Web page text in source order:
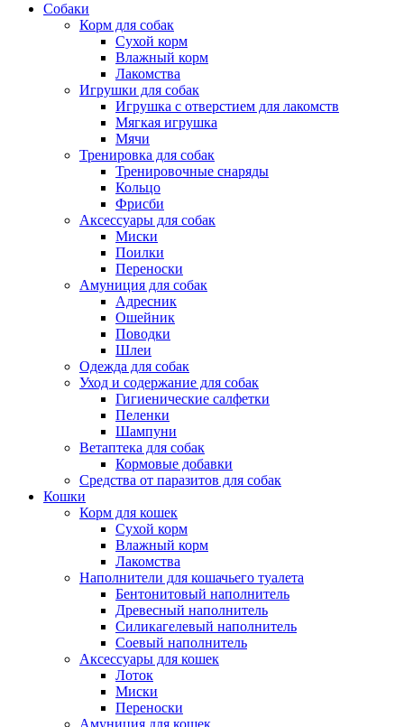
Собаки
Корм для собак
Сухой корм
Влажный корм
Лакомства
Игрушки для собак
Игрушка с отверстием для лакомств
Мягкая игрушка
Мячи
Тренировка для собак
Тренировочные снаряды
Кольцо
Фрисби
Аксессуары для собак
Миски
Поилки
Переноски
Амуниция для собак
Адресник
Ошейник
Поводки
Шлеи
Одежда для собак
Уход и содержание для собак
Гигиенические салфетки
Пеленки
Шампуни
Ветаптека для собак
Кормовые добавки
Средства от паразитов для собак
Кошки
Корм для кошек
Сухой корм
Влажный корм
Лакомства
Наполнители для кошачьего туалета
Бентонитовый наполнитель
Древесный наполнитель
Силикагелевый наполнитель
Соевый наполнитель
Аксессуары для кошек
Лоток
Миски
Переноски
Амуниция для кошек